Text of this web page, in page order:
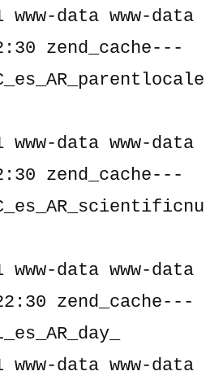
data www-data
zend_cache---
data www-data
zend_cache---
data www-data
zend_cache---
data www-data